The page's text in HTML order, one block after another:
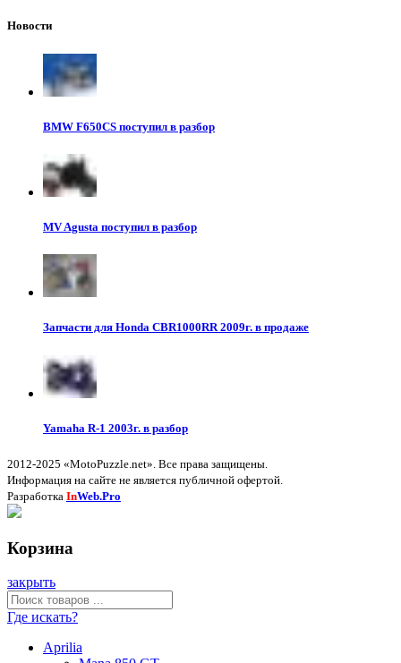
Новости
BMW F650CS поступил в разбор
MV Agusta поступил в разбор
Запчасти для Honda CBR1000RR 2009г. в продаже
Yamaha R-1 2003г. в разбор
2012-2025 «MotoPuzzle.net». Все права защищены.
Информация на сайте не является публичной офертой.
Разработка InWeb.Pro
Корзина
закрыть
Где искать?
Aprilia